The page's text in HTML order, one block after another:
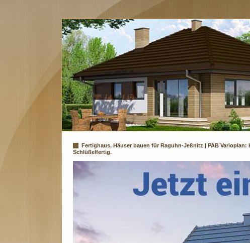
Fertighaus, Häuser bauen für Raguhn-Jeßnitz | PAB
Schlüßelfertig.